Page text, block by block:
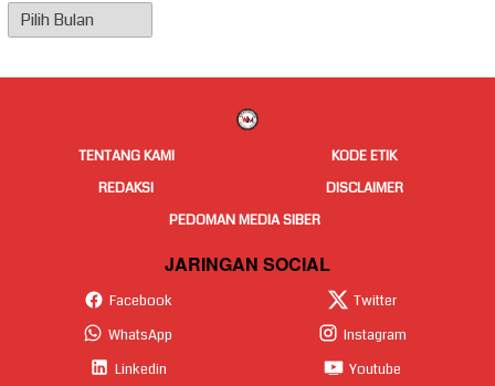
Arsip
Berita
TENTANG KAMI
KODE ETIK
REDAKSI
DISCLAIMER
PEDOMAN MEDIA SIBER
JARINGAN SOCIAL
Facebook
Twitter
WhatsApp
Instagram
Linkedin
Youtube